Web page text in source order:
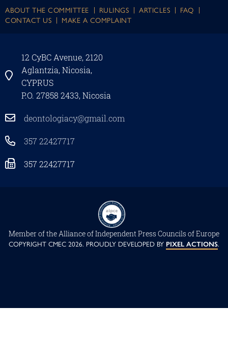
ABOUT THE COMMITTEE RULINGS ARTICLES
FAQ
CONTACT US
MAKE A COMPLAINT
12 CyBC Avenue, 2120
Aglantzia, Nicosia,
CYPRUS
P.O. 27858 2433, Nicosia
deontologiacy@gmail.com
357 22427717
357 22427717
Member of the Αlliance of Independent Press Councils of Europe
COPYRIGHT CMEC 2026. PROUDLY DEVELOPED BY PIXEL ACTIONS.